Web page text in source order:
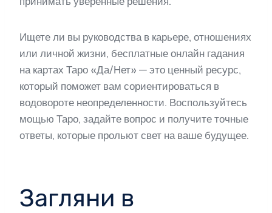
Ищете ли вы руководства в карьере, отношениях
или личной жизни, бесплатные онлайн гадания
на картах Таро «Да/Нет» — это ценный ресурс,
который поможет вам сориентироваться в
водовороте неопределенности. Воспользуйтесь
мощью Таро, задайте вопрос и получите точные
ответы, которые прольют свет на ваше будущее.
Загляни в